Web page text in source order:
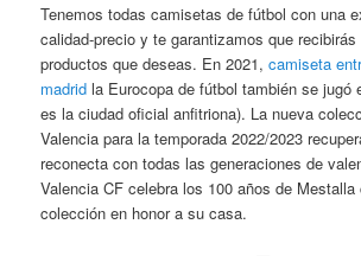
Tenemos todas camisetas de fútbol con una
calidad-precio y te garantizamos que
productos que deseas. En 2021,camiseta
madrid la Eurocopa de fútbol también se jugó
es la ciudad oficial anfitriona). La nueva
Valencia para la temporada 2022/2023
reconecta con todas las generaciones de
Valencia CF celebra los 100 años de Mestalla
colección en honor a su casa.